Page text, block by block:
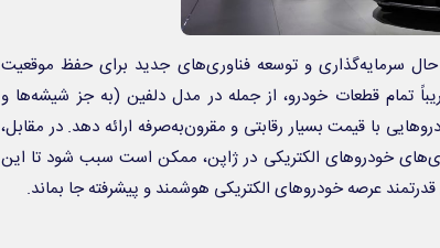
سرمایه‌گذاری و توسعه‌ فناوری‌های جدید برای حفظ موقعیت
تمام قطعات خودرو، از جمله در مدل دلفین (به جز شیشه‌ها و
با قیمت بسیار رقابتی و مقرون‌به‌صرفه ارائه دهد. در مقابل،
باتری‌های خودروهای الکتریکی در ژاپن، ممکن است سبب شود تا این
عرصه‌ خودروهای الکتریکی هوشمند و پیشرفته جا بماند.